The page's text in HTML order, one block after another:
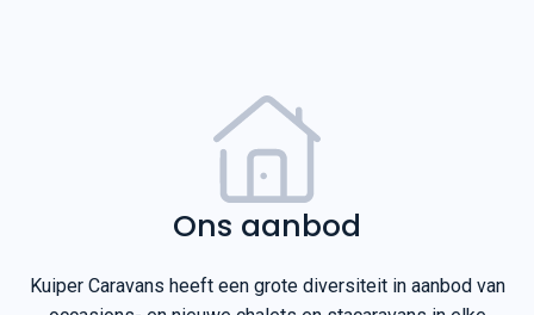
Ons aanbod
Kuiper Caravans heeft een grote diversiteit in aanbod van